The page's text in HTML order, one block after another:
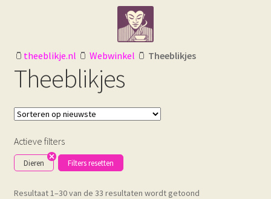
navigatie
inhoud
🫙 theeblikje.nl 🫙 Webwinkel 🫙 Theeblikjes
Theeblikjes
Actieve filters
Dieren Filters resetten
Resultaat 1–30 van de 33 resultaten wordt getoondGesorteerd